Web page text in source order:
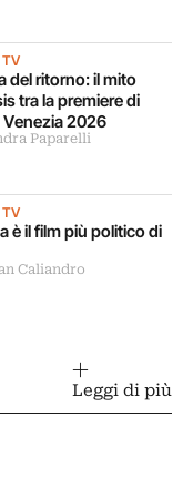
TV
del ritorno: il mito
tra la premiere di
2026
Paparelli
TV
è il film più politico di
Caliandro
Leggi di più